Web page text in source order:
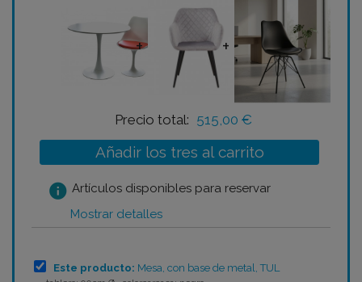
+ +
Precio total: 515,00 €
Añadir los tres al carrito
info Artículos disponibles para reservar
Mostrar detalles
Este producto: Mesa, con base de metal, TUL